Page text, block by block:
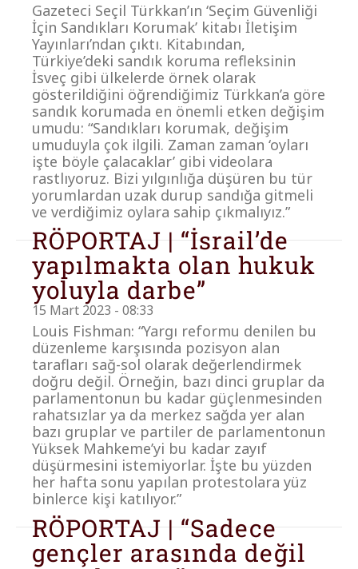
Gazeteci Seçil Türkkan’ın ‘Seçim Güvenliği
İçin Sandıkları Korumak’ kitabı İletişim
Yayınları’ndan çıktı. Kitabından,
Türkiye’deki sandık koruma refleksinin
İsveç gibi ülkelerde örnek olarak
gösterildiğini öğrendiğimiz Türkkan’a göre
sandık korumada en önemli etken değişim
umudu: “Sandıkları korumak, değişim
umuduyla çok ilgili. Zaman zaman ‘oyları
işte böyle çalacaklar’ gibi videolara
rastlıyoruz. Bizi yılgınlığa düşüren bu tür
yorumlardan uzak durup sandığa gitmeli
ve verdiğimiz oylara sahip çıkmalıyız.”
RÖPORTAJ | “İsrail’de
yapılmakta olan hukuk
yoluyla darbe”
15 Mart 2023 - 08:33
Louis Fishman: “Yargı reformu denilen bu
düzenleme karşısında pozisyon alan
tarafları sağ-sol olarak değerlendirmek
doğru değil. Örneğin, bazı dinci gruplar da
parlamentonun bu kadar güçlenmesinden
rahatsızlar ya da merkez sağda yer alan
bazı gruplar ve partiler de parlamentonun
Yüksek Mahkeme’yi bu kadar zayıf
düşürmesini istemiyorlar. İşte bu yüzden
her hafta sonu yapılan protestolara yüz
binlerce kişi katılıyor.”
RÖPORTAJ | “Sadece
gençler arasında değil